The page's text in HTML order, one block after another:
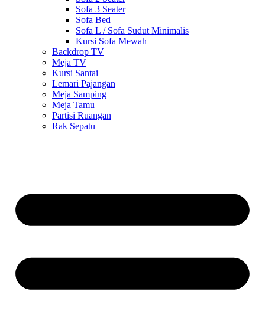
Sofa 3 Seater
Sofa Bed
Sofa L / Sofa Sudut Minimalis
Kursi Sofa Mewah
Backdrop TV
Meja TV
Kursi Santai
Lemari Pajangan
Meja Samping
Meja Tamu
Partisi Ruangan
Rak Sepatu